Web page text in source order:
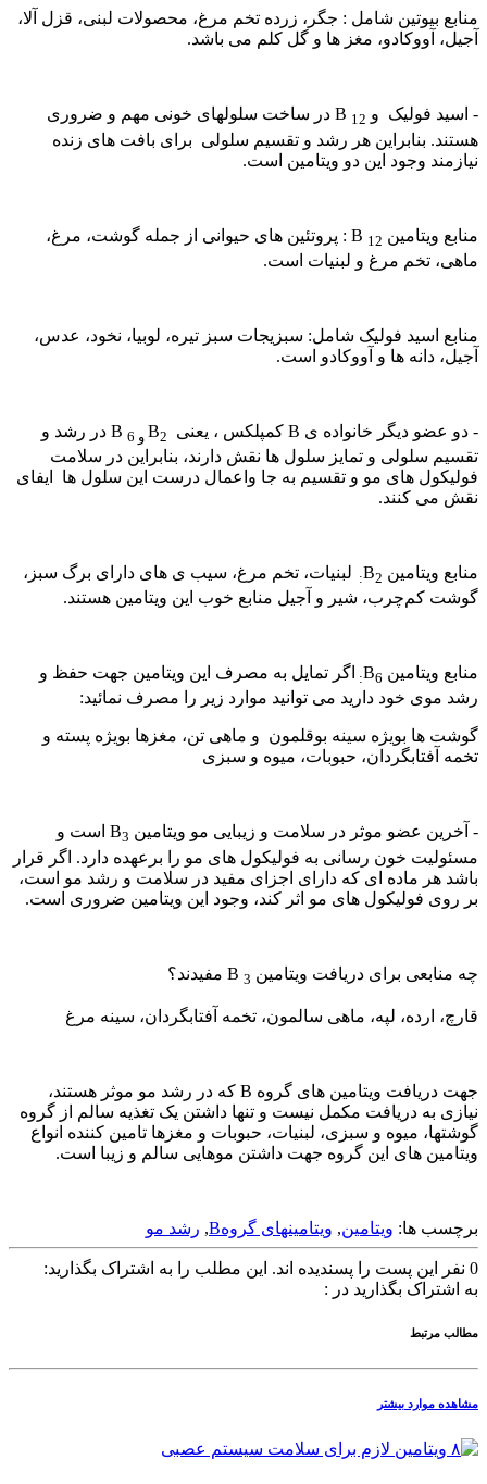
منابع بیوتین شامل : جگر، زرده تخم مرغ، محصولات لبنی، قزل آلا،
آجیل، آووکادو، مغز ها و گل کلم می باشد.
- اسید فولیک و B 12
در ساخت سلولهای خونی مهم و ضروری
هستند. بنابراین هر رشد و تقسیم سلولی برای بافت های زنده
نیازمند وجود این دو ویتامین است.
منابع ویتامین B 12
: پروتئین های حیوانی از جمله گوشت، مرغ،
ماهی، تخم مرغ و لبنیات است.
منابع اسید فولیک شامل: سبزیجات سبز تیره، لوبیا، نخود، عدس،
آجیل، دانه ها و آووکادو است.
- دو عضو دیگر خانواده ی B کمپلکس ، یعنی B 2 و B 6
در رشد و
تقسیم سلولی و تمایز سلول ها نقش دارند، بنابراین در سلامت
فولیکول های مو و تقسیم به جا واعمال درست این سلول ها ایفای
نقش می کنند.
منابع ویتامین B 2:
لبنیات، تخم مرغ، سیب ی های دارای برگ سبز،
گوشت کم‌چرب، شیر و آجیل منابع خوب این ویتامین هستند.
منابع ویتامین B 6:
اگر تمایل به مصرف این ویتامین جهت حفظ و
رشد موی خود دارید می توانید موارد زیر را مصرف نمائید:
گوشت ها بویژه سینه بوقلمون و ماهی تن، مغزها بویژه پسته و
تخمه آفتابگردان، حبوبات، میوه و سبزی
- آخرین عضو موثر در سلامت و زیبایی مو ویتامین B 3
است و
مسئولیت خون رسانی به فولیکول های مو را برعهده دارد. اگر قرار
باشد هر ماده ای که دارای اجزای مفید در سلامت و رشد مو است،
بر روی فولیکول های مو اثر کند، وجود این ویتامین ضروری است.
چه منابعی برای دریافت ویتامین B 3 مفیدند؟
قارچ، ارده، لپه، ماهی سالمون، تخمه آفتابگردان، سینه مرغ
جهت دریافت ویتامین های گروه B که در رشد مو موثر هستند،
نیازی به دریافت مکمل نیست و تنها داشتن یک تغذیه سالم از گروه
گوشتها، میوه و سبزی، لبنیات، حبوبات و مغزها تامین کننده انواع
ویتامین های این گروه جهت داشتن موهایی سالم و زیبا است.
برچسب ها: ویتامین, ویتامینهای گروهB , رشد مو
0 نفر این پست را پسندیده اند. این مطلب را به اشتراک بگذارید:
به اشتراک بگذارید در :
مطالب مرتبط
مشاهده موارد بیشتر